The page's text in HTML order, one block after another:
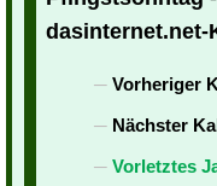
dasinternet.net-
Vorheriger
Nächster
Vorletztes